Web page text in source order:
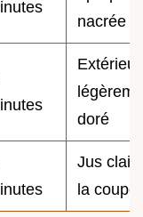
nacrée
Extérieur
doré
Jus clair
la coupe